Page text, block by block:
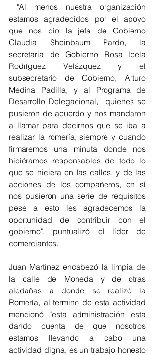
"Al menos nuestra organización
estamos agradecidos por el apoyo
que nos dio la jefa de Gobierno
Claudia Sheinbaum Pardo, la
secretaria de Gobierno Rosa Icela
Rodríguez Velázquez y el
subsecretario de Gobierno, Arturo
Medina Padilla, y al Programa de
Desarrollo Delegacional,  quienes se
pusieron de acuerdo y nos mandaron
a llamar para decirnos que se iba a
realizar la romería, siempre y cuando
firmaremos una minuta donde nos
hiciéramos responsables de todo lo
que se hiciera en las calles, y de las
acciones de los compañeros, en sí
nos pusieron una serie de requisitos
pese a esto les agradecemos la
oportunidad de contribuir con el
gobierno", puntualizó el líder de
comerciantes.
Juan Martínez encabezó la limpia de
la calle de Moneda y de otras
aledañas a donde se realizó la
Romería, al termino de esta actividad
mencionó "esta administración esta
dando cuenta de que nosotros
estamos llevando a cabo una
actividad digna, es un trabajo honesto